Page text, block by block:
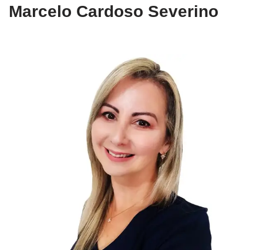
Marcelo Cardoso Severino